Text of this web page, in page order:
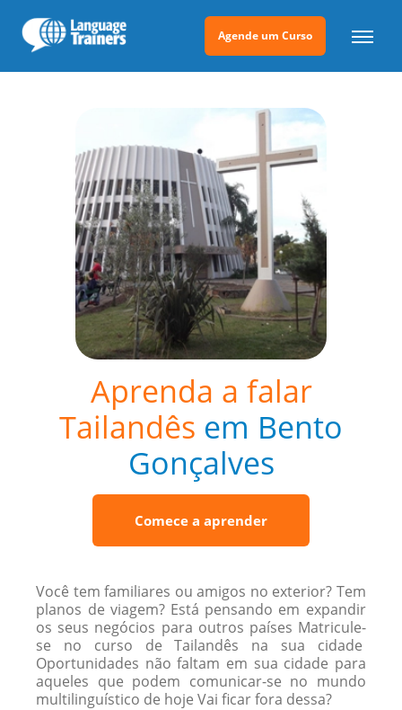
Agende um Curso
Aprenda a falar
Tailandês em Bento
Gonçalves
Comece a aprender
Você tem familiares ou amigos no exterior? Tem
planos de viagem? Está pensando em expandir
os seus negócios para outros países Matricule-
se no curso de Tailandês na sua cidade
Oportunidades não faltam em sua cidade para
aqueles que podem comunicar-se no mundo
multilinguístico de hoje Vai ficar fora dessa?